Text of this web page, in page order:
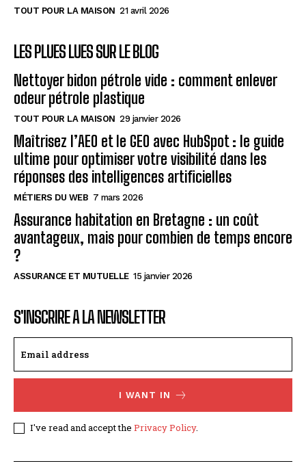
TOUT POUR LA MAISON 21 avril 2026
LES PLUES LUES SUR LE BLOG
Nettoyer bidon pétrole vide : comment enlever
odeur pétrole plastique
TOUT POUR LA MAISON 29 janvier 2026
Maîtrisez l’AEO et le GEO avec HubSpot : le guide
ultime pour optimiser votre visibilité dans les
réponses des intelligences artificielles
MÉTIERS DU WEB 7 mars 2026
Assurance habitation en Bretagne : un coût
avantageux, mais pour combien de temps encore
?
ASSURANCE ET MUTUELLE 15 janvier 2026
S'INSCRIRE A LA NEWSLETTER
I WANT IN
I've read and accept the Privacy Policy.